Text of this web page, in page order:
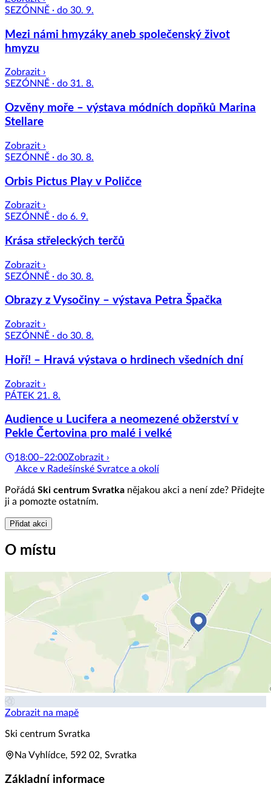
SEZÓNNĚ · do 30. 9.
Mezi námi hmyzáky aneb společenský život
hmyzu
Zobrazit ›
SEZÓNNĚ · do 31. 8.
Ozvěny moře – výstava módních dopňků Marina
Stellare
Zobrazit ›
SEZÓNNĚ · do 30. 8.
Orbis Pictus Play v Poličce
Zobrazit ›
SEZÓNNĚ · do 6. 9.
Krása střeleckých terčů
Zobrazit ›
SEZÓNNĚ · do 30. 8.
Obrazy z Vysočiny – výstava Petra Špačka
Zobrazit ›
SEZÓNNĚ · do 30. 8.
Hoří! – Hravá výstava o hrdinech všedních dní
Zobrazit ›
PÁTEK 21. 8.
Audience u Lucifera a neomezené obžerství v
Pekle Čertovina pro malé i velké
18:00–22:00Zobrazit ›
Akce v Radešínské Svratce a okolí
Pořádá Ski centrum Svratka nějakou akci a není zde? Přidejte
ji a pomozte ostatním.
Přidat akci
O místu
Zobrazit na mapě
Ski centrum Svratka
Na Vyhlídce, 592 02, Svratka
Základní informace